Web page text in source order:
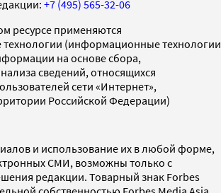
+7 (495) 565-32-06
ресурсе применяются
(информационные технологии
на основе сбора,
сведений, относящихся
сети «Интернет»,
Российской Федерации)
и использование их в любой форме,
СМИ, возможны только с
редакции. Товарный знак Forbes